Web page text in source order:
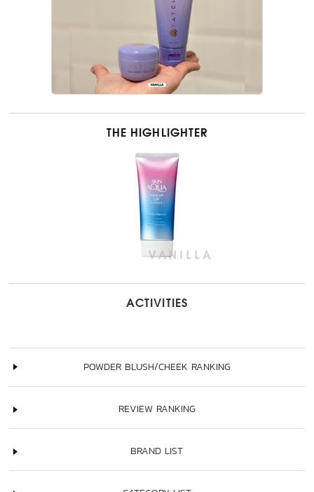
THE HIGHLIGHTER
ACTIVITIES
POWDER BLUSH/CHEEK RANKING
REVIEW RANKING
BRAND LIST